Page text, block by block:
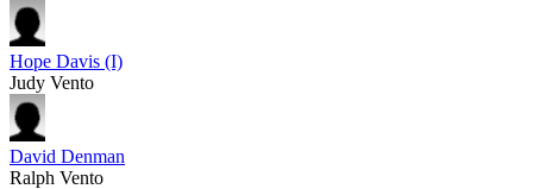
Hope Davis (I)
Judy Vento
David Denman
Ralph Vento